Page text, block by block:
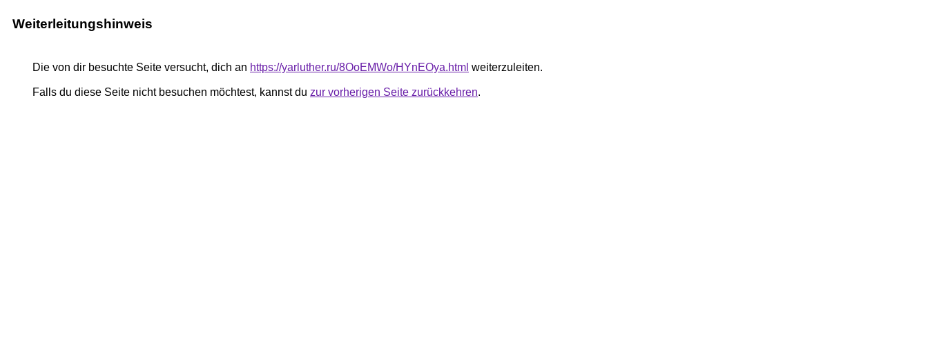
Weiterleitungshinweis
Die von dir besuchte Seite versucht, dich an https://yarluther.ru/8OoEMWo/HYnEOya.html weiterzuleiten.
Falls du diese Seite nicht besuchen möchtest, kannst du zur vorherigen Seite zurückkehren.